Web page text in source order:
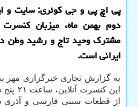
پی اچ پی و جی کوئری: سایت و
دوم بهمن ماه، میزبان کنسرت
مشترک وحید تاج و رشید وطن
ایرانی است.
به گزارش تجاری خبرگزاری مهر
از قطعات سنتی فارسی و آذری